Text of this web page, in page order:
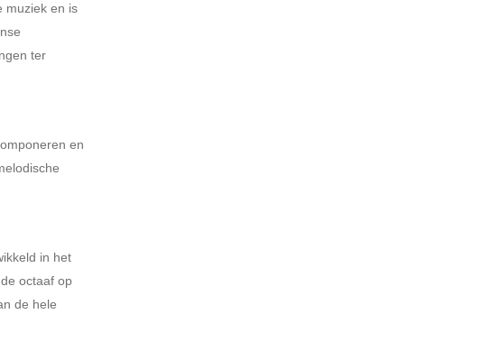
muziek en is
ter
en
in het
octaaf op
de hele